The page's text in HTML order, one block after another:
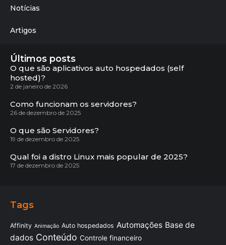
Notícias
Artigos
Últimos posts
O que são aplicativos auto hospedados (self
hosted)?
2 de janeiro de 2026
Como funcionam os servidores?
26 de dezembro de 2025
O que são Servidores?
19 de dezembro de 2025
Qual foi a distro Linux mais popular de 2025?
17 de dezembro de 2025
Tags
Affinity Animação Auto hospedados Automações Base de
dados Conteúdo Controle financeiro